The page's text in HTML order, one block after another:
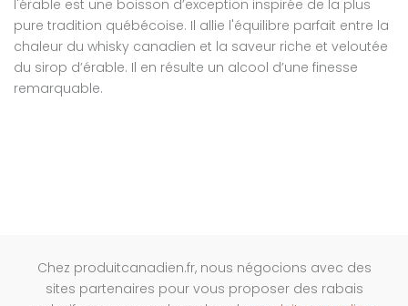
l'érable est une boisson d’exception inspirée de la plus
pure tradition québécoise. Il allie l'équilibre parfait entre la
chaleur du whisky canadien et la saveur riche et veloutée
du sirop d’érable. Il en résulte un alcool d’une finesse
remarquable.
Chez produitcanadien.fr, nous négocions avec des
sites partenaires pour vous proposer des rabais